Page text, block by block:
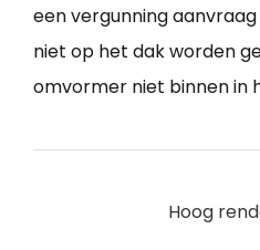
een vergunning
niet op het dak worden
omvormer niet binnen in
Hoog